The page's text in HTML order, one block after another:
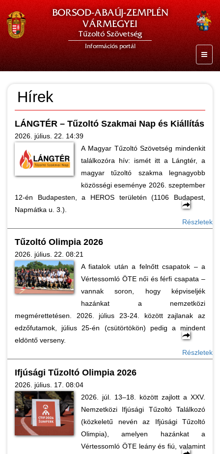
BORSOD-ABAÚJ-ZEMPLÉN
VÁRMEGYEI
Tűzoltó Szövetség
Információs portál
Hírek
LÁNGTÉR – Tűzoltó Szakmai Nap és Kiállítás
2026. július. 22. 14:39
A Magyar Tűzoltó Szövetség mindenkit
találkozóra hív: ismét itt a Lángtér, a
magyar tűzoltó szakma legnagyobb
közösségi eseménye 2026. szeptember
12-én Budapesten, a HEROS területén (1106 Budapest,
Napmátka u. 3.).
Részletek
Tűzoltó Olimpia 2026
2026. július. 22. 08:21
A fiatalok után a felnőtt csapatok – a
Vértessomló ÖTE női és férfi csapata –
vannak soron, hogy képviseljék
hazánkat a nemzetközi
megmérettetésen. 2026. július 23-24. között zajlanak az
edzőfutamok, július 25-én (csütörtökön) pedig a mindent
eldöntő verseny.
Részletek
Ifjúsági Tűzoltó Olimpia 2026
2026. július. 17. 08:04
2026. júl. 13–18. között zajlott a XXV.
Nemzetközi Ifjúsági Tűzoltó Találkozó
(közkeletű nevén az Ifjúsági Tűzoltó
Olimpia), amelyen hazánkat a
Vértessomló ÖTE leány és fiú, valamint